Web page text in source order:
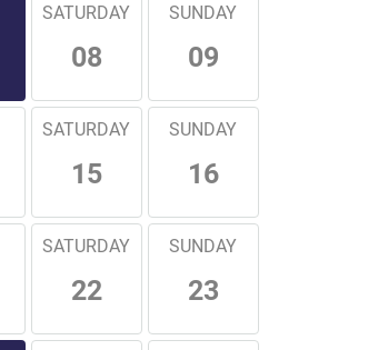
SATURDAY
08
SUNDAY
09
SATURDAY
15
SUNDAY
16
SATURDAY
22
SUNDAY
23